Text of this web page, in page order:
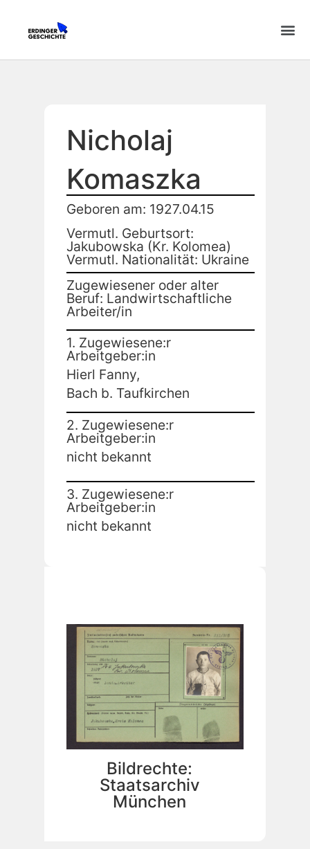
Nicholaj
Komaszka
Geboren am: 1927.04.15
Vermutl. Geburtsort:
Jakubowska (Kr. Kolomea)
Vermutl. Nationalität: Ukraine
Zugewiesener oder alter
Beruf: Landwirtschaftliche
Arbeiter/in
1. Zugewiesene:r
Arbeitgeber:in
Hierl Fanny,
Bach b. Taufkirchen
2. Zugewiesene:r
Arbeitgeber:in
nicht bekannt
3. Zugewiesene:r
Arbeitgeber:in
nicht bekannt
Bildrechte:
Staatsarchiv
München